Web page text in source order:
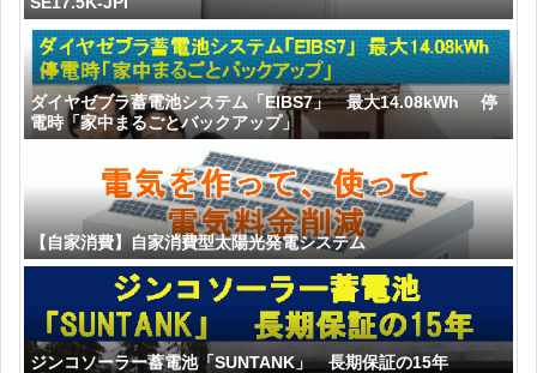
ダイヤゼブラ蓄電池システム「EIBS7」 最大14.08kWh 停
電時「家中まるごとバックアップ」
【自家消費】自家消費型太陽光発電システム
ジンコソーラー蓄電池「SUNTANK」 長期保証の15年